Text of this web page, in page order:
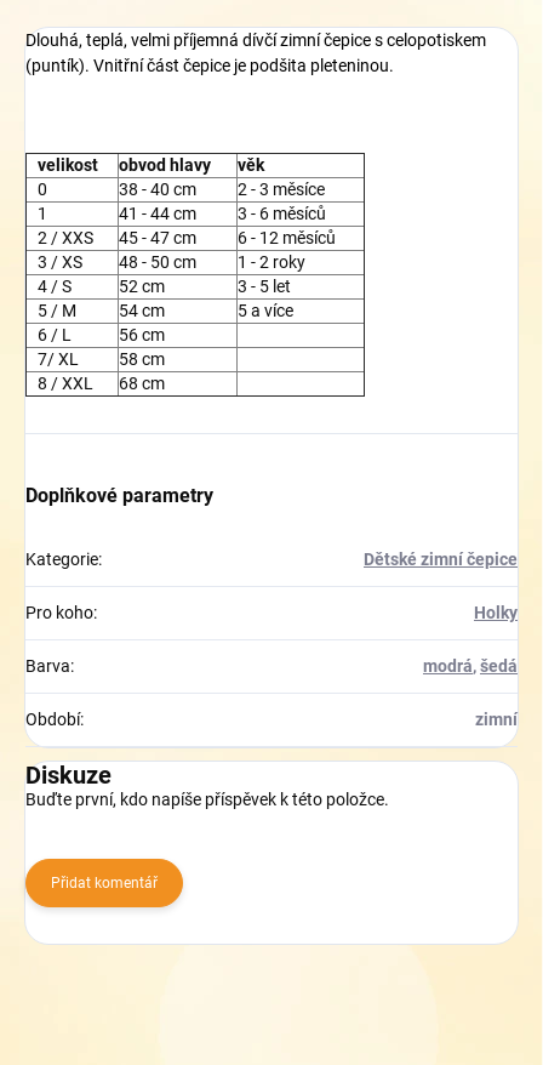
Dlouhá, teplá, velmi příjemná dívčí zimní čepice s celopotiskem
(puntík). Vnitřní část čepice je podšita pleteninou.
velikost obvod hlavy
věk
0
38 - 40 cm
2 - 3 měsíce
1
41 - 44 cm
3 - 6 měsíců
2 / XXS
45 - 47 cm
6 - 12 měsíců
3 / XS
48 - 50 cm
1 - 2 roky
4 / S
52 cm
3 - 5 let
5 / M
54 cm
5 a více
6 / L
56 cm
7/ XL
58 cm
8 / XXL
68 cm
Doplňkové parametry
Kategorie: Dětské zimní čepice
Pro koho: Holky
Barva: modrá,šedá
Období: zimní
Diskuze
Buďte první, kdo napíše příspěvek k této položce.
Přidat komentář